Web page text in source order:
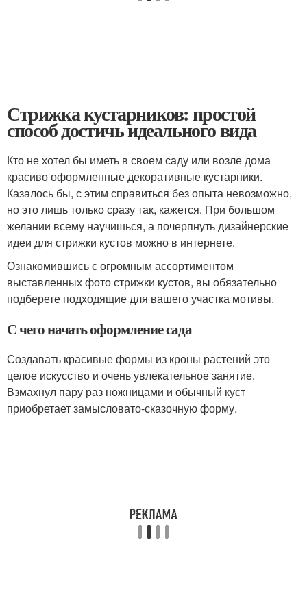
Стрижка кустарников: простой
способ достичь идеального вида
Кто не хотел бы иметь в своем саду или возле дома
красиво оформленные декоративные кустарники.
Казалось бы, с этим справиться без опыта невозможно,
но это лишь только сразу так, кажется. При большом
желании всему научишься, а почерпнуть дизайнерские
идеи для стрижки кустов можно в интернете.
Ознакомившись с огромным ассортиментом
выставленных фото стрижки кустов, вы обязательно
подберете подходящие для вашего участка мотивы.
С чего начать оформление сада
Создавать красивые формы из кроны растений это
целое искусство и очень увлекательное занятие.
Взмахнул пару раз ножницами и обычный куст
приобретает замысловато-сказочную форму.